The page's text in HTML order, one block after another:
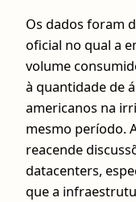
Os dados foram
oficial no qual a
volume
à quantidade de
americanos na
mesmo período.
reacende
datacenters,
que a